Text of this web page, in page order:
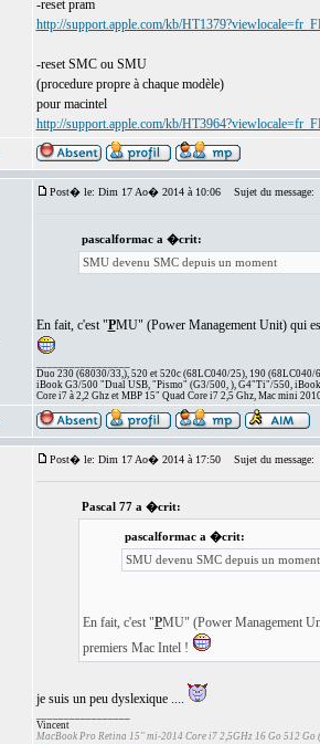
-reset pram
http://support.apple.com/kb/
-reset SMC ou SMU
(procedure propre à chaque modèle)
pour macintel
http://support.apple.com/kb/
Post� le: Dim 17 Ao� 2014 à 10:06 Sujet du message:
pascalformac a �crit:
SMU devenu SMC depuis un moment
En fait, c'est "PMU" (Power Management Unit) qui
Duo 230 (68030/33,), 520 et 520c (68LC040/25), 190 (68LC040/
iBook G3/500 "Dual USB, "Pismo" (G3/500, ), G4"Ti"/550,
Core i7 à 2,2 Ghz et MBP 15" Quad Core i7 2,5 Ghz, Mac mini
Post� le: Dim 17 Ao� 2014 à 17:50 Sujet du message:
Pascal 77 a �crit:
pascalformac a �crit:
SMU devenu SMC depuis un moment
En fait, c'est "PMU" (Power Management
premiers Mac Intel !
je suis un peu dyslexique ....
Vincent
MacBook Pro Retina 15" mi-2014 Core i7 2,5GHz 16 Go 512 Go